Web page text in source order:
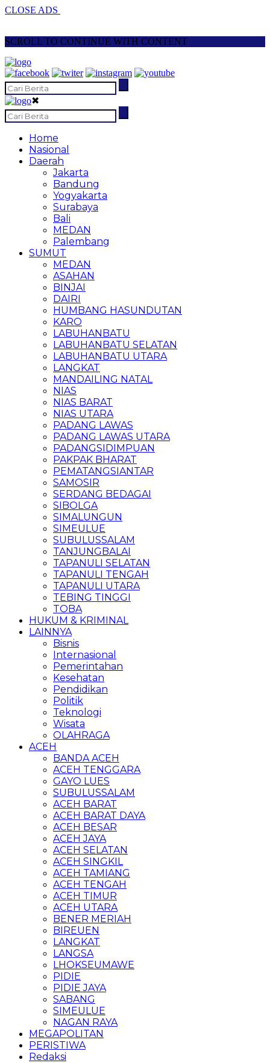
CLOSE ADS
SCROLL TO CONTINUE WITH CONTENT
✖
Home
Nasional
Daerah
Jakarta
Bandung
Yogyakarta
Surabaya
Bali
MEDAN
Palembang
SUMUT
MEDAN
ASAHAN
BINJAI
DAIRI
HUMBANG HASUNDUTAN
KARO
LABUHANBATU
LABUHANBATU SELATAN
LABUHANBATU UTARA
LANGKAT
MANDAILING NATAL
NIAS
NIAS BARAT
NIAS UTARA
PADANG LAWAS
PADANG LAWAS UTARA
PADANGSIDIMPUAN
PAKPAK BHARAT
PEMATANGSIANTAR
SAMOSIR
SERDANG BEDAGAI
SIBOLGA
SIMALUNGUN
SIMEULUE
SUBULUSSALAM
TANJUNGBALAI
TAPANULI SELATAN
TAPANULI TENGAH
TAPANULI UTARA
TEBING TINGGI
TOBA
HUKUM & KRIMINAL
LAINNYA
Bisnis
Internasional
Pemerintahan
Kesehatan
Pendidikan
Politik
Teknologi
Wisata
OLAHRAGA
ACEH
BANDA ACEH
ACEH TENGGARA
GAYO LUES
SUBULUSSALAM
ACEH BARAT
ACEH BARAT DAYA
ACEH BESAR
ACEH JAYA
ACEH SELATAN
ACEH SINGKIL
ACEH TAMIANG
ACEH TENGAH
ACEH TIMUR
ACEH UTARA
BENER MERIAH
BIREUEN
LANGKAT
LANGSA
LHOKSEUMAWE
PIDIE
PIDIE JAYA
SABANG
SIMEULUE
NAGAN RAYA
MEGAPOLITAN
PERISTIWA
Redaksi